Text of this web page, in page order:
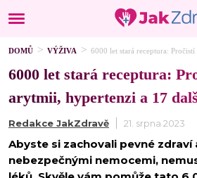
DOMŮ VÝŽIVA 6000 let stará receptura:
6000 let stará receptura:
arytmii, hypertenzi a 17
Redakce JakZdravě 21. srpna 2023
Abyste si zachovali pevné zdraví
nebezpečnými nemocemi,